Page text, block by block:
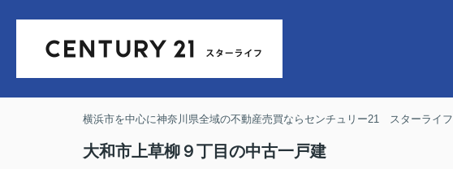
横浜市を中心に神奈川県全域の不動産売買ならセンチュリー21 スターライフ
大和市上草柳９丁目の中古一戸建